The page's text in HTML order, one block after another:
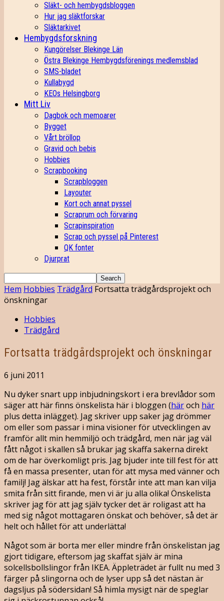
Släkt- och hembygdsbloggen
Hur jag släktforskar
Släktarkivet
Hembygdsforskning
Kungörelser Blekinge Län
Östra Blekinge Hembygdsförenings medlemsblad
SMS-bladet
Kullabygd
KEOs Helsingborg
Mitt Liv
Dagbok och memoarer
Bygget
Vårt bröllop
Gravid och bebis
Hobbies
Scrapbooking
Scrapbloggen
Layouter
Kort och annat pyssel
Scraprum och förvaring
Scrapinspiration
Scrap och pyssel på Pinterest
QK fonter
Djurprat
Hem Hobbies Trädgård Fortsatta trädgårdsprojekt och
önskningar
Hobbies
Trädgård
Fortsatta trädgårdsprojekt och önskningar
6 juni 2011
Nu dyker snart upp inbjudningskort i era brevlådor som
säger att här finns önskelista här i bloggen (häroch här
plus detta inlägget). Jag skriver upp saker jag drömmer
om eller som passar i mina visioner för utvecklingen av
framför allt min hemmiljö och trädgård, men när jag väl
fått något i skallen så brukar jag skaffa sakerna direkt
om de har överkomligt pris. Jag bjuder inte till fest för att
få en massa presenter, utan för att mysa med vänner och
familj! Jag älskar att ha fest, förstår inte att man kan vilja
smita från sitt firande, men vi är ju alla olika! Önskelista
skriver jag för att jag själv tycker det är roligast att ha
med sig något mottagaren önskat och behöver, så det är
helt och hållet för att underlätta!
Något som är borta mer eller mindre från önskelistan jag
gjort tidigare, eftersom jag skaffat själv är mina
solcellsbollslingor från IKEA. Äppleträdet är fullt nu med 3
färger på slingorna och de lyser upp så det nästan är
dagsljus på södersidan! Så himla mysigt när de speglar